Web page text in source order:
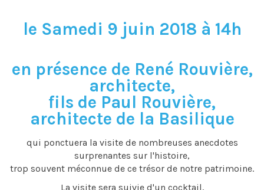
le Samedi 9 juin 2018 à 14h
en présence de René Rouvière,
architecte,
fils de Paul Rouvière,
architecte de la Basilique
qui ponctuera la visite de nombreuses anecdotes
surprenantes sur l'histoire,
trop souvent méconnue de ce trésor de notre patrimoine.
La visite sera suivie d'un cocktail.